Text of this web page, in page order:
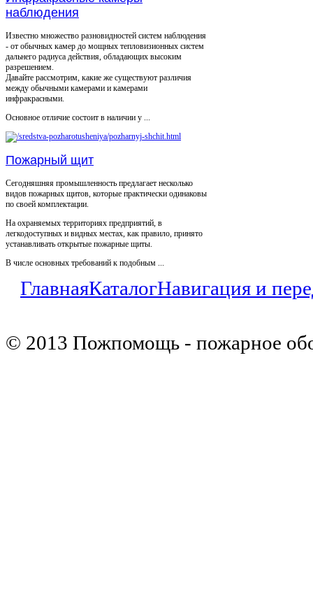
наблюдения
Известно множество разновидностей систем наблюдения
- от обычных камер до мощных тепловизионных систем
дальнего радиуса действия, обладающих высоким
разрешением.
Давайте рассмотрим, какие же существуют различия
между обычными камерами и камерами
инфракрасными.
Основное отличие состоит в наличии у ...
Пожарный щит
Сегодняшняя промышленность предлагает несколько
видов пожарных щитов, которые практически одинаковы
по своей комплектации.
На охраняемых территориях предприятий, в
легкодоступных и видных местах, как правило, принято
устанавливать открытые пожарные щиты.
В числе основных требований к подобным ...
ГлавнаяКаталогНавигация и
© 2013 Пожпомощь - пожарное